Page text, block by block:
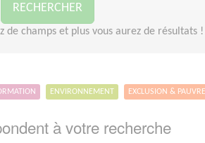
RECHERCHER
de champs et plus vous aurez de résultats !
ENVIRONNEMENT EXCLUSION &
à votre recherche